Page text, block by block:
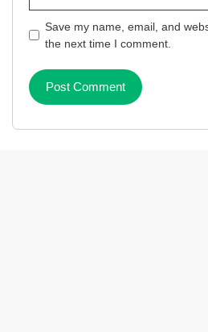
Save my name, email, and
the next time I comment.